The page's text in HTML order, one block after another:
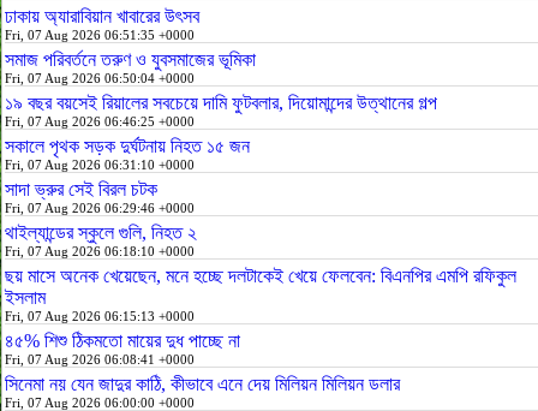
ঢাকায় অ্যারাবিয়ান খাবারের উৎসব
Fri, 07 Aug 2026 06:51:35 +0000
সমাজ পরিবর্তনে তরুণ ও যুবসমাজের ভূমিকা
Fri, 07 Aug 2026 06:50:04 +0000
১৯ বছর বয়সেই রিয়ালের সবচেয়ে দামি ফুটবলার, দিয়োমান্দের উত্থানের গল্প
Fri, 07 Aug 2026 06:46:25 +0000
সকালে পৃথক সড়ক দুর্ঘটনায় নিহত ১৫ জন
Fri, 07 Aug 2026 06:31:10 +0000
সাদা ভ্রুর সেই বিরল চটক
Fri, 07 Aug 2026 06:29:46 +0000
থাইল্যান্ডের স্কুলে গুলি, নিহত ২
Fri, 07 Aug 2026 06:18:10 +0000
ছয় মাসে অনেক খেয়েছেন, মনে হচ্ছে দলটাকেই খেয়ে ফেলবেন: বিএনপির এমপি রফিকুল
ইসলাম
Fri, 07 Aug 2026 06:15:13 +0000
৪৫% শিশু ঠিকমতো মায়ের দুধ পাচ্ছে না
Fri, 07 Aug 2026 06:08:41 +0000
সিনেমা নয় যেন জাদুর কাঠি, কীভাবে এনে দেয় মিলিয়ন মিলিয়ন ডলার
Fri, 07 Aug 2026 06:00:00 +0000